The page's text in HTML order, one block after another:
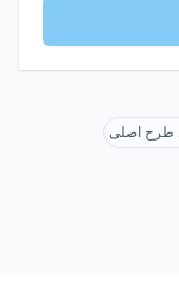
طرح اصلی